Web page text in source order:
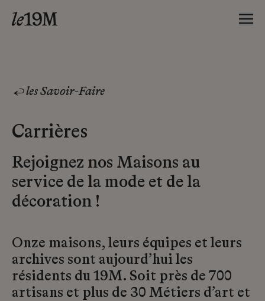
les Savoir-Faire
Carrières
Rejoignez nos Maisons au
service de la mode et de la
décoration !
Onze maisons, leurs équipes et leurs
archives sont aujourd’hui les
résidents du 19M. Soit près de 700
artisans et plus de 30 Métiers d’art et